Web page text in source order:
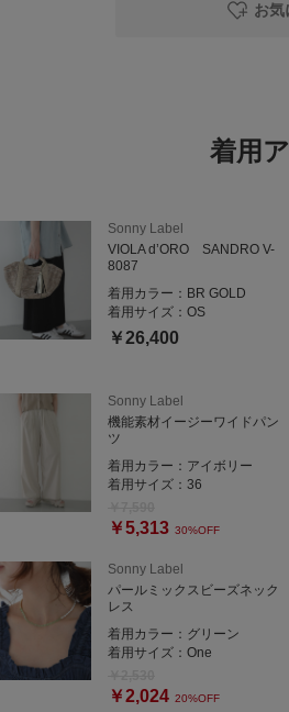
============================
東京都墨田区江東橋4-27-14 パルコ2F
ーーーーーーーーーーーーーーーーーーー
商品についてのお問い合わせやコーディ
お気
着用
Sonny Label
VIOLA d’ORO SANDRO V-
8087
着用カラー： BR GOLD
着用サイズ： OS
￥26,400
Sonny Label
機能素材イージーワイドパン
ツ
着用カラー： アイボリー
着用サイズ： 36
￥5,313 30%OFF
Sonny Label
パールミックスビーズネック
レス
着用カラー： グリーン
着用サイズ： One
￥2,024 20%OFF